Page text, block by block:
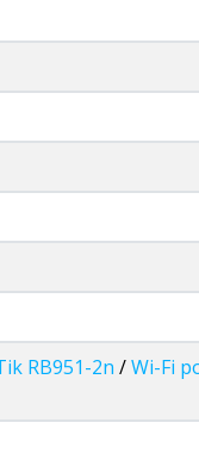
RB951-2n /Wi-Fi